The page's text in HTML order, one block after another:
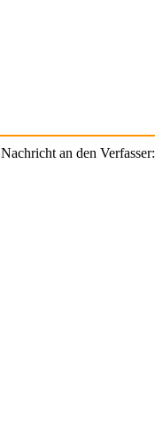
Nachricht an den Verfasser: